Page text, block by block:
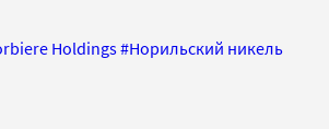
Holdings#Норильский никель